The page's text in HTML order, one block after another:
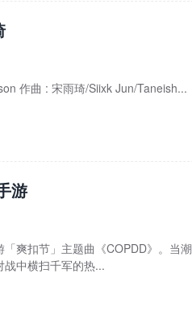
作曲 : 宋雨琦/Siixk Jun/Taneish...
游
爽扣节」主题曲《COPDD》。当
中横扫千军的热...